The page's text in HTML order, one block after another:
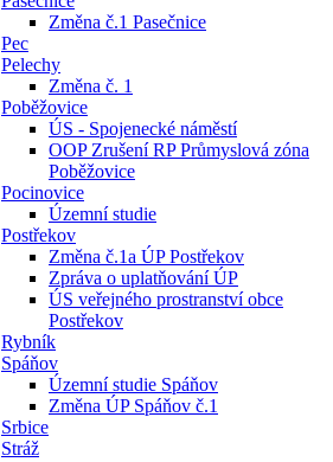
Změna č.1 Pasečnice
Pec
Pelechy
Změna č. 1
Poběžovice
ÚS - Spojenecké náměstí
OOP Zrušení RP Průmyslová zóna
Poběžovice
Pocinovice
Územní studie
Postřekov
Změna č.1a ÚP Postřekov
Zpráva o uplatňování ÚP
ÚS veřejného prostranství obce
Postřekov
Rybník
Spáňov
Územní studie Spáňov
Změna ÚP Spáňov č.1
Srbice
Stráž